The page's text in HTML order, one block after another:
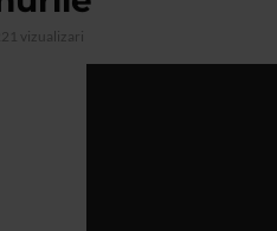
vizualizari